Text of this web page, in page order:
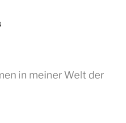
in meiner Welt der